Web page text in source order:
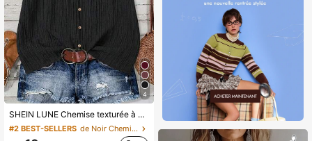
4
SHEIN LUNE Chemise texturée à volants grande taille, simple, élégante, décontractée, pour le port quotidien en été, la plage, la remise des diplômes, le brunch, la Saint-Patrick, les vacances de printemps, les vacances élégantes, le style western décontracté, le style bohème de plage printanier, le brunch, les vêtements de vacances tropicaux rétro pour femmes.
#2 BEST-SELLERS
de Noir Chemisiers grande taille